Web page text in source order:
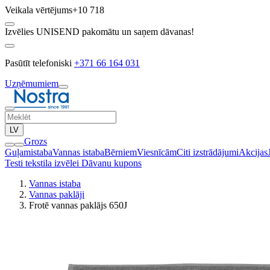
Veikala vērtējums+10 718
Izvēlies UNISEND pakomātu un saņem dāvanas!
Pasūtīt telefoniski +371 66 164 031
Uzņēmumiem
LV
Grozs
GuļamistabaVannas istabaBērniemViesnīcāmCiti izstrādājumiAkcijas
Testi tekstila izvēlei Dāvanu kupons
Vannas istaba
Vannas paklāji
Frotē vannas paklājs 650J